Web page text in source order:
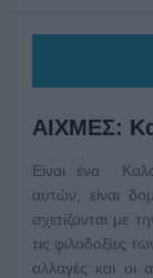
ΑΙΧΜΕΣ:
Είναι ένα
αυτών, είναι
σχετίζονται με
τις φιλοδοξίες
αλλαγές και οι